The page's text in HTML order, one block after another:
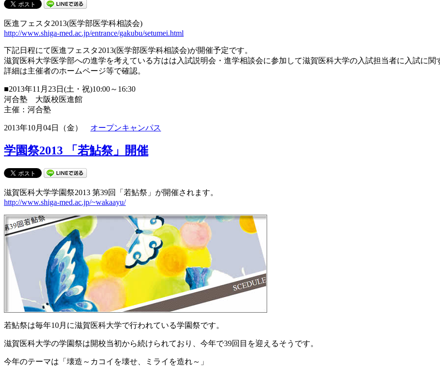
医進フェスタ2013(医学部医学科相談会)
http://www.shiga-med.ac.jp/entrance/gakubu/setumei.html
下記日程にて医進フェスタ2013(医学部医学科相談会)が開催予定です。
滋賀医科大学医学部への進学を考えている方はは入試説明会・進学相談会に参加して滋賀医科大学の入試担当者に入試に関
詳細は主催者のホームページ等で確認。
■2013年11月23日(土・祝)10:00～16:30
河合塾 大阪校医進館
主催：河合塾
2013年10月04日（金） オープンキャンパス
学園祭2013 「若鮎祭」開催
滋賀医科大学学園祭2013 第39回「若鮎祭」が開催されます。
http://www.shiga-med.ac.jp/~wakaayu/
若鮎祭は毎年10月に滋賀医科大学で行われている学園祭です。
滋賀医科大学の学園祭は開校当初から続けられており、今年で39回目を迎えるそうです。
今年のテーマは「壊造～カコイを壊せ、ミライを造れ～」